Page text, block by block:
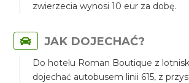
zwierzecia wynosi 10 eur za dobę.
JAK DOJECHAĆ?
Do hotelu Roman Boutique z
dojechać autobusem linii 615, z